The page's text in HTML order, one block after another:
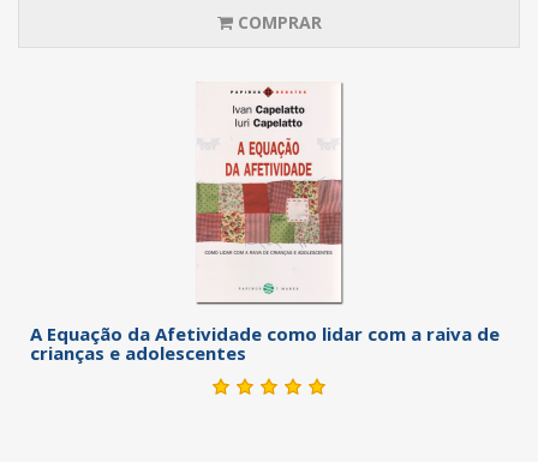
COMPRAR
A Equação da Afetividade como lidar com a raiva de
crianças e adolescentes